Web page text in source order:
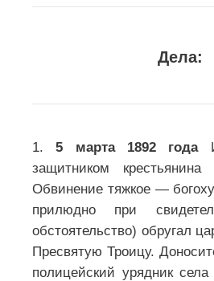
Дела:
1.5 марта 1892 года
защитником
Обвинение тяжкое —
прилюдно при
обстоятельство) обругал
Пресвятую Троицу.
полицейский урядник